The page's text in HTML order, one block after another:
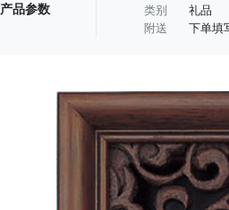
产品参数
类别
礼品
附送
下单填